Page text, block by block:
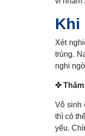
Khi
Xét
trùng.
nghi
✜
Vô sinh
thì có
yếu.